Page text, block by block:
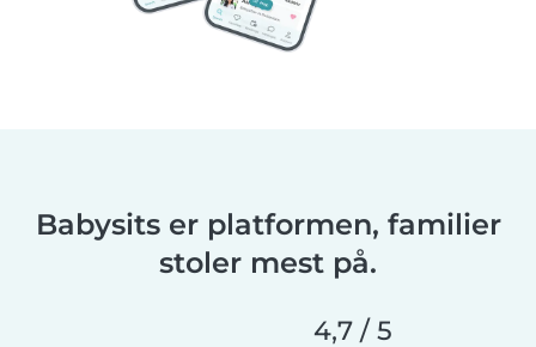
Babysits er platformen, familier
stoler mest på.
4,7 / 5